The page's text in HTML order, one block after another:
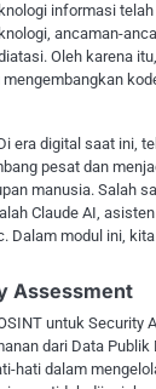
informasi
ancaman-
Oleh karena
era digital saat ini,
pesat dan
manusia. Salah
Claude AI,
Dalam modul ini,
Assessment
untuk Security
dari Data Publik
hati dalam